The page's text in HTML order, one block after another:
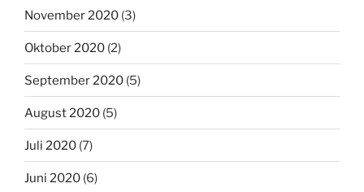
November 2020 (3)
Oktober 2020 (2)
September 2020 (5)
August 2020 (5)
Juli 2020 (7)
Juni 2020 (6)